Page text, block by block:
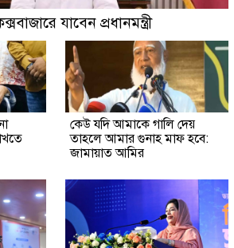
যাবেন প্রধানমন্ত্রী
কেউ যদি আমাকে গালি দেয়
তাহলে আমার গুনাহ মাফ হবে:
জামায়াত আমির